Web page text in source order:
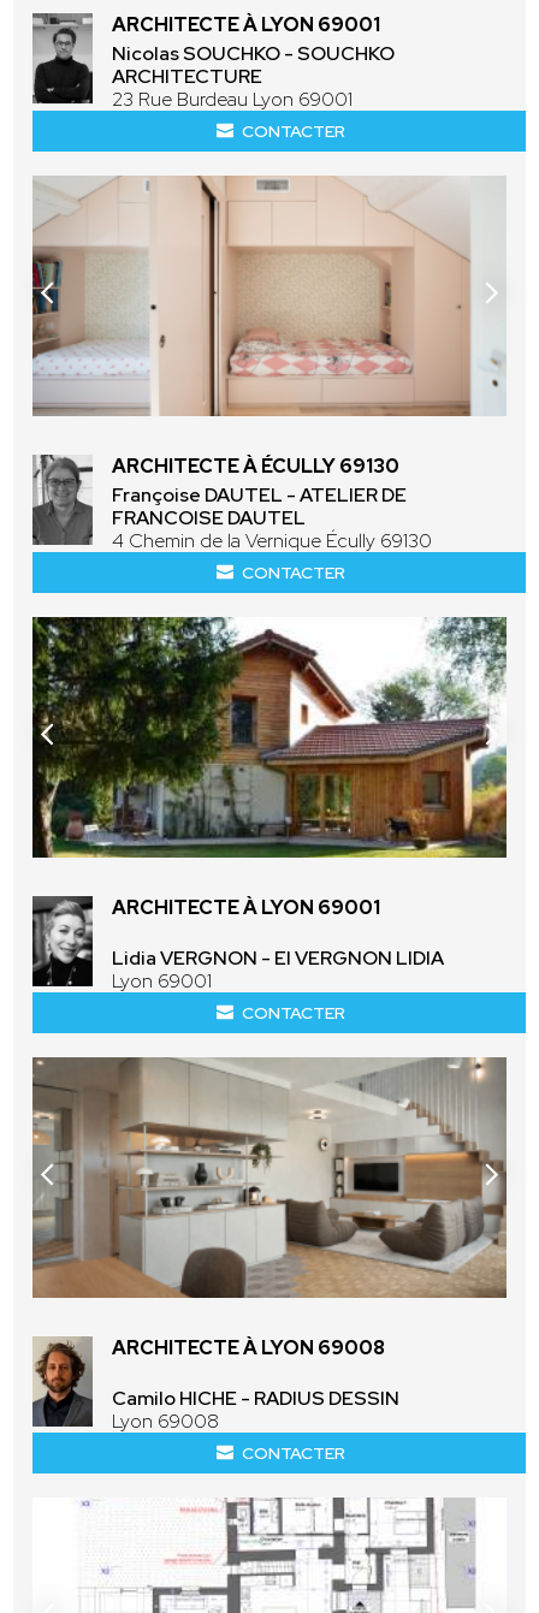
ARCHITECTE À LYON 69001
Nicolas SOUCHKO - SOUCHKO
ARCHITECTURE
23 Rue Burdeau Lyon 69001
CONTACTER
ARCHITECTE À ÉCULLY 69130
Françoise DAUTEL - ATELIER DE
FRANCOISE DAUTEL
4 Chemin de la Vernique Écully 69130
CONTACTER
ARCHITECTE À LYON 69001
Lidia VERGNON - EI VERGNON LIDIA
Lyon 69001
CONTACTER
ARCHITECTE À LYON 69008
Camilo HICHE - RADIUS DESSIN
Lyon 69008
CONTACTER